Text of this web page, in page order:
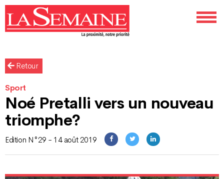
Retour
Sport
Noé Pretalli vers un nouveau
triomphe?
Edition N°29 - 14 août 2019